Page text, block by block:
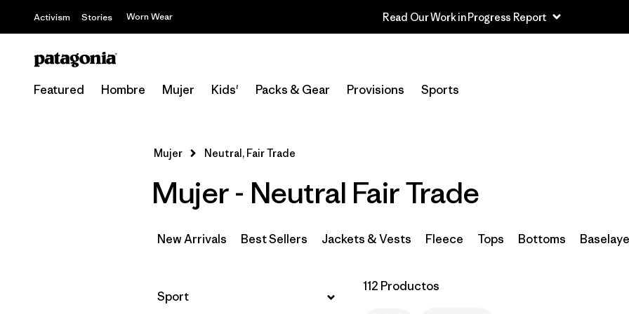
Activism Stories Worn Wear Read Our Work in Progress Report
Featured Hombre Mujer Kids' Packs & Gear Provisions Sports
Filtrar por
Category
Filtrar por
Price
Mujer Neutral, Fair Trade
Mujer - Neutral Fair Trade
New Arrivals Best Sellers Jackets & Vests Fleece Tops Bottoms
Filtrar por
Sport
112 Productos